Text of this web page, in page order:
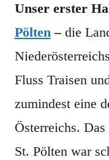
Unser erster
Pölten– die
Fluss Traisen
zumindest eine
Österreichs.
St. Pölten war